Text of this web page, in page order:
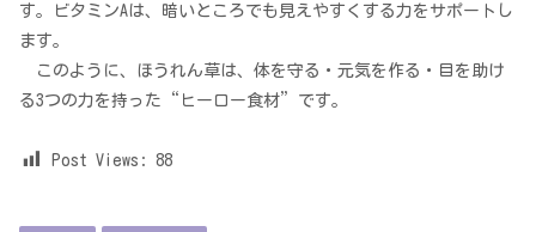
す。ビタミンAは、暗いところでも見えやすくする力をサポートし
ます。
このように、ほうれん草は、体を守る・元気を作る・目を助け
る3つの力を持った“ヒーロー食材”です。
Post Views: 88